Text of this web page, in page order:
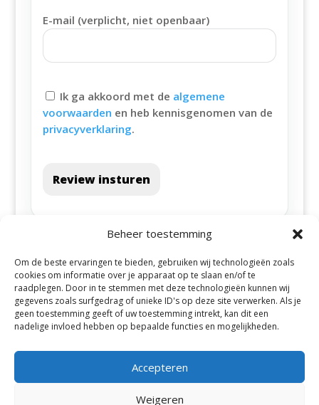
Beheer toestemming
Om de beste ervaringen te bieden, gebruiken wij technologieën zoals
cookies om informatie over je apparaat op te slaan en/of te
raadplegen. Door in te stemmen met deze technologieën kunnen wij
gegevens zoals surfgedrag of unieke ID's op deze site verwerken. Als je
geen toestemming geeft of uw toestemming intrekt, kan dit een
nadelige invloed hebben op bepaalde functies en mogelijkheden.
Accepteren
Weigeren
E-mail (verplicht, niet openbaar)
Ik ga akkoord met de algemene
voorwaarden en heb kennisgenomen van de
privacyverklaring.
Review insturen
Alle steden